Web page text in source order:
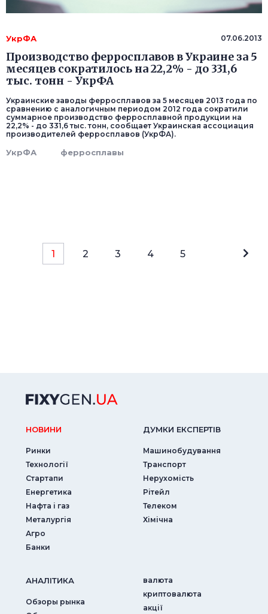
УкрФА 07.06.2013
Производство ферросплавов в Украине за 5
месяцев сократилось на 22,2% - до 331,6
тыс. тонн - УкрФА
Украинские заводы ферросплавов за 5 месяцев 2013 года по
сравнению с аналогичным периодом 2012 года сократили
суммарное производство ферросплавной продукции на
22,2% - до 331,6 тыс. тонн, сообщает Украинская ассоциация
производителей ферросплавов (УкрФА).
УкрФА ферросплавы
1 2 3 4 5
НОВИНИ
Ринки
Технології
Стартапи
Енергетика
Нафта і газ
Металургія
Агро
Банки
ДУМКИ ЕКСПЕРТIВ
Машинобудування
Транспорт
Нерухомість
Рітейл
Телеком
Хімічна
АНАЛIТИКА
Обзоры рынка
валюта
криптовалюта
акції